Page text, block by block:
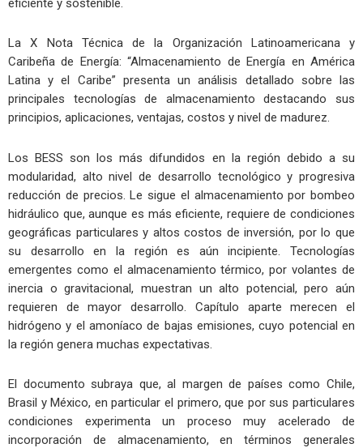
eficiente y sostenible.
La X Nota Técnica de la Organización Latinoamericana y
Caribeña de Energía: “Almacenamiento de Energía en América
Latina y el Caribe” presenta un análisis detallado sobre las
principales tecnologías de almacenamiento destacando sus
principios, aplicaciones, ventajas, costos y nivel de madurez.
Los BESS son los más difundidos en la región debido a su
modularidad, alto nivel de desarrollo tecnológico y progresiva
reducción de precios. Le sigue el almacenamiento por bombeo
hidráulico que, aunque es más eficiente, requiere de condiciones
geográficas particulares y altos costos de inversión, por lo que
su desarrollo en la región es aún incipiente. Tecnologías
emergentes como el almacenamiento térmico, por volantes de
inercia o gravitacional, muestran un alto potencial, pero aún
requieren de mayor desarrollo. Capítulo aparte merecen el
hidrógeno y el amoníaco de bajas emisiones, cuyo potencial en
la región genera muchas expectativas.
El documento subraya que, al margen de países como Chile,
Brasil y México, en particular el primero, que por sus particulares
condiciones experimenta un proceso muy acelerado de
incorporación de almacenamiento, en términos generales